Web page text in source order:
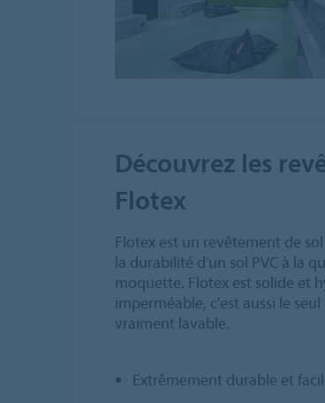
Découvrez les
Flotex
Flotex est un revêtement de
la durabilité d'un sol PVC à la
moquette. Flotex est solide et
imperméable, c'est aussi le
vraiment lavable.
Extrêmement durable et